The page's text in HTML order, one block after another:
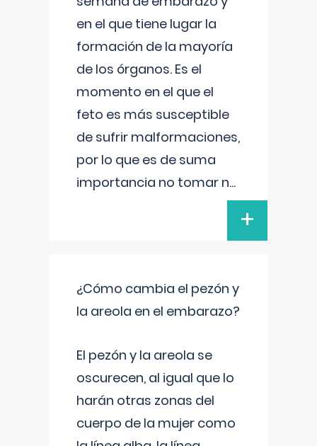
en el que tiene lugar la
formación de la mayoría
de los órganos. Es el
momento en el que el
feto es más susceptible
de sufrir malformaciones,
por lo que es de suma
importancia no tomar n...
+
¿Cómo cambia el pezón y
la areola en el embarazo?
El pezón y la areola se
oscurecen, al igual que lo
harán otras zonas del
cuerpo de la mujer como